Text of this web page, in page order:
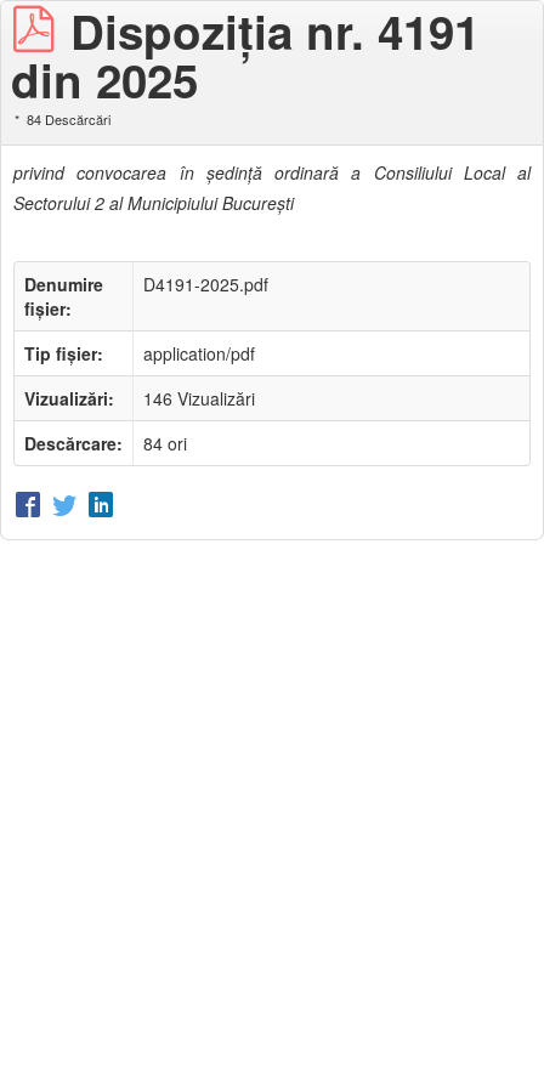
Dispoziţia nr. 4191
din 2025
84 Descărcări
privind convocarea în şedinţă ordinară a Consiliului Local al
Sectorului 2 al Municipiului Bucureşti
Denumire
fișier:
D4191-2025.pdf
Tip fișier:
application/pdf
Vizualizări:
146 Vizualizări
Descărcare:
84 ori